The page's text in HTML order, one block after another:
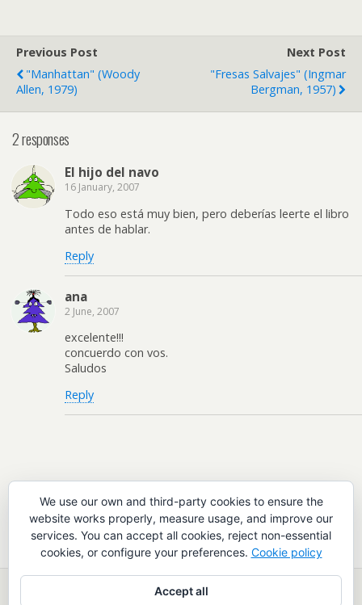
Previous Post
"Manhattan" (Woody
Allen, 1979)
Next Post
"Fresas Salvajes" (Ingmar
Bergman, 1957)
2 responses
El hijo del navo
16 January, 2007
Todo eso está muy bien, pero deberías leerte el libro
antes de hablar.
Reply
ana
2 June, 2007
excelente!!!
concuerdo con vos.
Saludos
Reply
Leave a Reply
You must belogged into post a comment.
We use our own and third-party cookies to ensure the
website works properly, measure usage, and improve our
services. You can accept all cookies, reject non-essential
cookies, or configure your preferences. Cookie policy
Accept all